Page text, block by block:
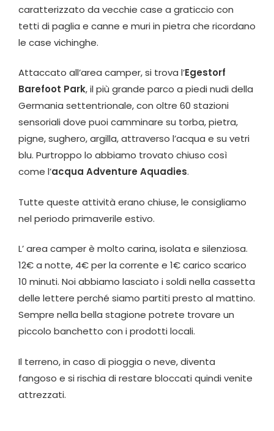
caratterizzato da vecchie case a graticcio con
tetti di paglia e canne e muri in pietra che ricordano
le case vichinghe.
Attaccato all’area camper, si trova l’Egestorf
Barefoot Park, il più grande parco a piedi nudi della
Germania settentrionale, con oltre 60 stazioni
sensoriali dove puoi camminare su torba, pietra,
pigne, sughero, argilla, attraverso l’acqua e su vetri
blu. Purtroppo lo abbiamo trovato chiuso così
come l’acqua Adventure Aquadies.
Tutte queste attività erano chiuse, le consigliamo
nel periodo primaverile estivo.
L’ area camper è molto carina, isolata e silenziosa.
12€ a notte, 4€ per la corrente e 1€ carico scarico
10 minuti. Noi abbiamo lasciato i soldi nella cassetta
delle lettere perché siamo partiti presto al mattino.
Sempre nella bella stagione potrete trovare un
piccolo banchetto con i prodotti locali.
Il terreno, in caso di pioggia o neve, diventa
fangoso e si rischia di restare bloccati quindi venite
attrezzati.